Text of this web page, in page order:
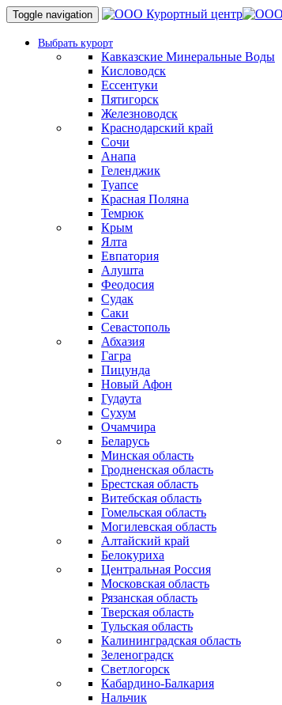
Toggle navigation
Выбрать курорт
Кавказские Минеральные Воды
Кисловодск
Ессентуки
Пятигорск
Железноводск
Краснодарский край
Сочи
Анапа
Геленджик
Туапсе
Красная Поляна
Темрюк
Крым
Ялта
Евпатория
Алушта
Феодосия
Судак
Саки
Севастополь
Абхазия
Гагра
Пицунда
Новый Афон
Гудаута
Сухум
Очамчира
Беларусь
Минская область
Гродненская область
Брестская область
Витебская область
Гомельская область
Могилевская область
Алтайский край
Белокуриха
Центральная Россия
Московская область
Рязанская область
Тверская область
Тульская область
Калининградская область
Зеленоградск
Светлогорск
Кабардино-Балкария
Нальчик